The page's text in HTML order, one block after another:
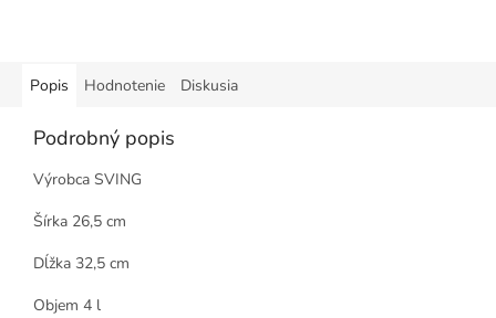
Popis Hodnotenie Diskusia
Podrobný popis
Výrobca SVING
Šírka 26,5 cm
Dĺžka 32,5 cm
Objem 4 l